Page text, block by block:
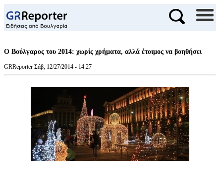
Ο Βούλγαρος του 2014: χωρίς χρήματα, αλλά έτοιμος να βοηθήσει
GRReporter Σάβ, 12/27/2014 - 14:27